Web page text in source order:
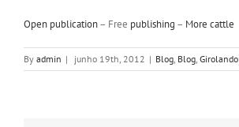
Open publication– Free publishing – More cattle
By admin | junho 19th, 2012 | Blog, Blog, Girolando